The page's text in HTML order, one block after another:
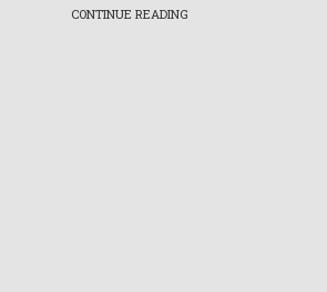
CONTINUE READING